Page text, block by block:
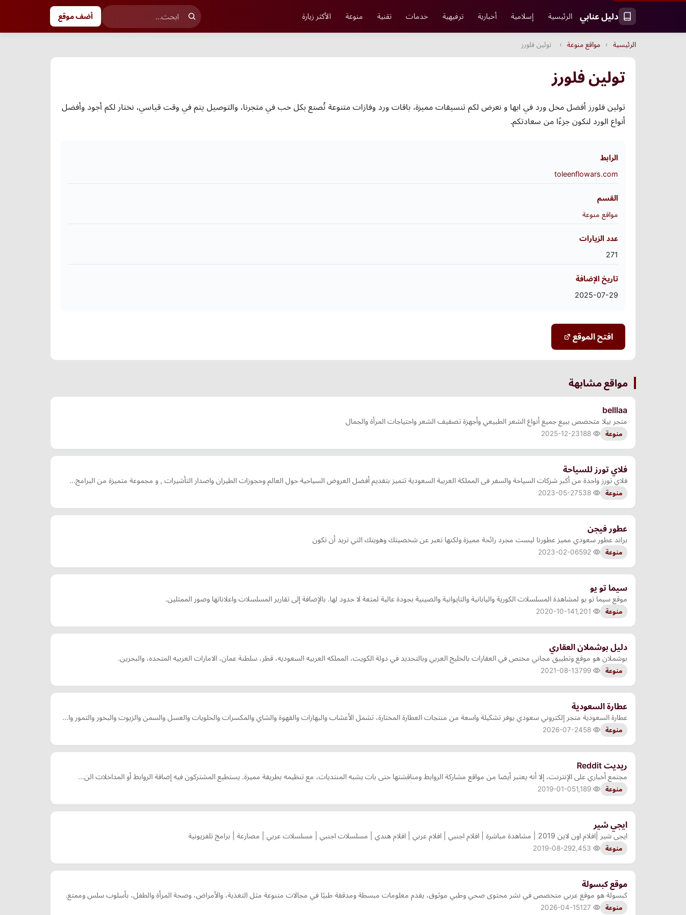
دليل عنابي الرئيسية إسلامية أخبارية ترفيهية خدمات تقنية منوعة الأكثر زيارة أضف موقع
الرئيسية › مواقع منوعة › تولين فلورز
تولين فلورز
تولين فلورز أفضل محل ورد في ابها و نعرض لكم تنسيقات مميزة، باقات ورد وفازات متنوعة تُصنع بكل حب في متجرنا، والتوصيل يتم في وقت قياسي، نختار لكم أجود وأفضل
أنواع الورد لنكون جزءًا من سعادتكم.
الرابط
toleenflowars.com
القسم
مواقع منوعة
عدد الزيارات
271
تاريخ الإضافة
2025-07-29
افتح الموقع
مواقع مشابهة
belllaa
متجر بيلا متخصص ببيع جميع أنواع الشعر الطبيعي وأجهزة تصفيف الشعر واحتياجات المرأة والجمال
منوعة 2025-12-23
فلاي تورز للسياحة
فلاي تورز واحدة من أكبر شركات السياحة والسفر فى المملكة العربية السعودية تتميز بتقديم أفضل العروض السياحية حول العالم وحجوزات الطيران واصدار التأشيرات , و مجموعة متميزة من البرامج…
منوعة 2023-05-27
عطور فيجن
براند عطور سعودي مميز عطورنا ليست مجرد رائحة مميزة ولكنها تعبر عن شخصيتك وهويتك التي تريد أن تكون
منوعة 2023-02-06
سيما تو يو
موقع سيما تو يو لمشاهدة المسلسلات الكورية واليابانية والتايوانية والصينية بجودة عالية لمتعة لا حدود لها. بالإضافة إلى تقارير المسلسلات واعلاناتها وصور الممثلين.
منوعة 2020-10-14
دليل بوشملان العقاري
بوشملان هو موقع وتطبیق مجاني مختص في العقارات بالخليج العربي وبالتحديد في دولة الكويت، المملكه العربيه السعوديه، قطر، سلطنة عمان، الامارات العربيه المتحده، والبحرين.
منوعة 2021-08-13
عطارة السعودية
عطارة السعودية متجر إلكتروني سعودي يوفر تشكيلة واسعة من منتجات العطارة المختارة، تشمل الأعشاب والبهارات والقهوة والشاي والمكسرات والحلويات والعسل والسمن والزيوت والبخور والتمور وا…
منوعة 2026-07-24
ريديت Reddit
مجتمع أخباري على الإنترنت، إلا أنه يعتبر أيضا من مواقع مشاركة الروابط ومناقشتها حتى بات يشبه المنتديات، مع تنظيمه بطريقة مميزة. يستطيع المشتركون فيه إضافة الروابط أو المداخلات الن…
منوعة 2019-01-05
ايجي شير
ايجى شير |افلام اون لاين 2019 | مشاهدة مباشرة | افلام اجنبي | افلام عربي | افلام هندي | مسلسلات اجنبي | مسلسلات عربي | مصارعة | برامج تلفزيونية
منوعة 2019-08-29
موقع كبسولة
كبسولة هو موقع عربي متخصص في نشر محتوى صحي وطبي موثوق، يقدم معلومات مبسطة ومدققة طبيًا في مجالات متنوعة مثل التغذية، والأمراض، وصحة المرأة والطفل، بأسلوب سلس وممتع.
منوعة 2026-04-15